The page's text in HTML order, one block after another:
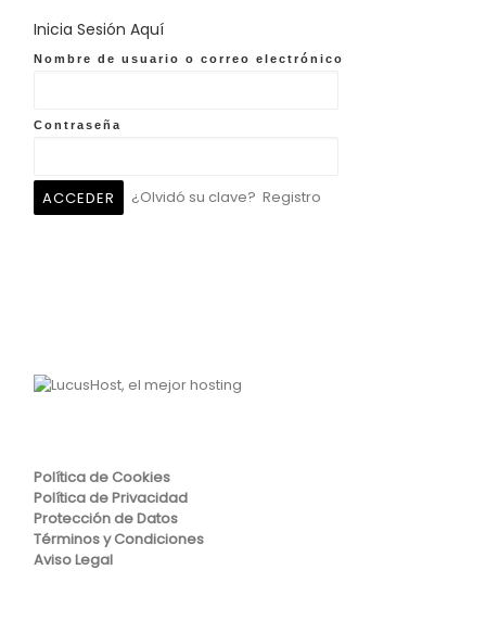
Inicia Sesión Aquí
Nombre de usuario o correo electrónico
Contraseña
¿Olvidó su clave? Registro
Política de Cookies
Política de Privacidad
Protección de Datos
Términos y Condiciones
Aviso Legal